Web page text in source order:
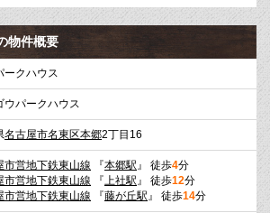
物件概要
ークハウス
ウパークハウス
名古屋市名東区本郷2丁目16
市営地下鉄東山線 『本郷駅 』 徒歩4分
市営地下鉄東山線 『 上社駅 』 徒歩12分
市営地下鉄東山線 『藤が丘駅 』 徒歩14分